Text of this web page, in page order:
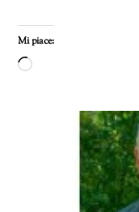
Mi piace:
Caricamento